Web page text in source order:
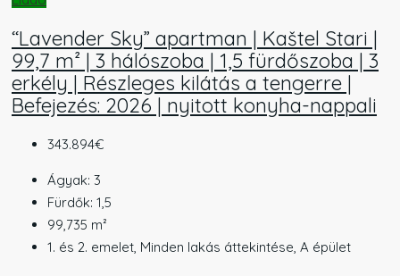
“Lavender Sky” apartman | Kaštel Stari |
99,7 m² | 3 hálószoba | 1,5 fürdőszoba | 3
erkély | Részleges kilátás a tengerre |
Befejezés: 2026 | nyitott konyha-nappali
343.894€
Ágyak: 3
Fürdők: 1,5
99,735 m²
1. és 2. emelet, Minden lakás áttekintése, A épület